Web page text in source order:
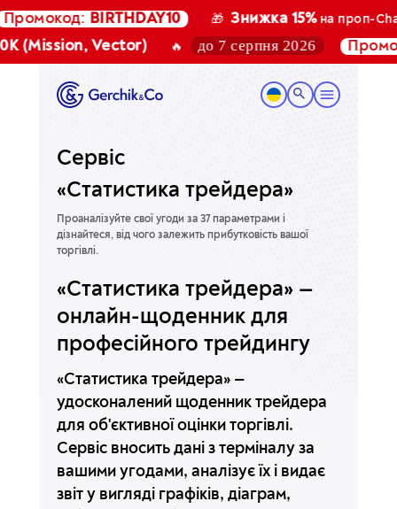
BIRTHDAY10 Знижка 15%на проп-
(Mission, Vector) до 7 серпня 2026
Сервіс
«Статистика трейдера»
Проаналізуйте свої угоди за 37 параметрами і
дізнайтеся, від чого залежить прибутковість вашої
торгівлі.
«Статистика трейдера» —
онлайн-щоденник для
професійного трейдингу
«Статистика трейдера» —
удосконалений щоденник трейдера
для об'єктивної оцінки торгівлі.
Сервіс вносить дані з терміналу за
вашими угодами, аналізує їх і видає
звіт у вигляді графіків, діаграм,